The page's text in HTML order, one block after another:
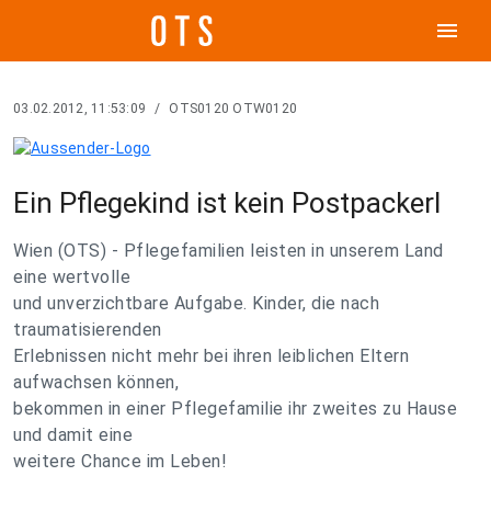
menu
03.02.2012, 11:53:09 / OTS0120 OTW0120
Ein Pflegekind ist kein Postpackerl
Wien (OTS) - Pflegefamilien leisten in unserem Land
eine wertvolle
und unverzichtbare Aufgabe. Kinder, die nach
traumatisierenden
Erlebnissen nicht mehr bei ihren leiblichen Eltern
aufwachsen können,
bekommen in einer Pflegefamilie ihr zweites zu Hause
und damit eine
weitere Chance im Leben!